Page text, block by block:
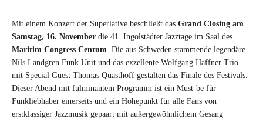
Mit einem Konzert der Superlative beschließt das Grand Closing am
Samstag, 16. November die 41. Ingolstädter Jazztage im Saal des
Maritim Congress Centum. Die aus Schweden stammende legendäre
Nils Landgren Funk Unit und das exzellente Wolfgang Haffner Trio
mit Special Guest Thomas Quasthoff gestalten das Finale des Festivals.
Dieser Abend mit fulminantem Programm ist ein Must-be für
Funkliebhaber einerseits und ein Höhepunkt für alle Fans von
erstklassiger Jazzmusik gepaart mit außergewöhnlichem Gesang